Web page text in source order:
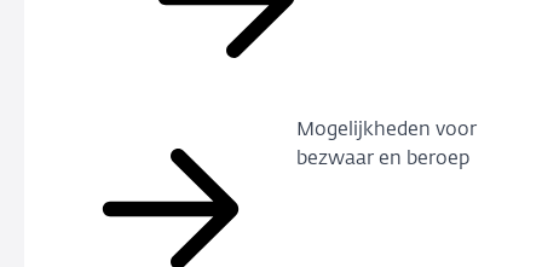
Mogelijkheden voor
bezwaar en beroep